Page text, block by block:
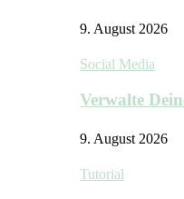
9. August 2026
Social Media
Verwalte
9. August 2026
Tutorial